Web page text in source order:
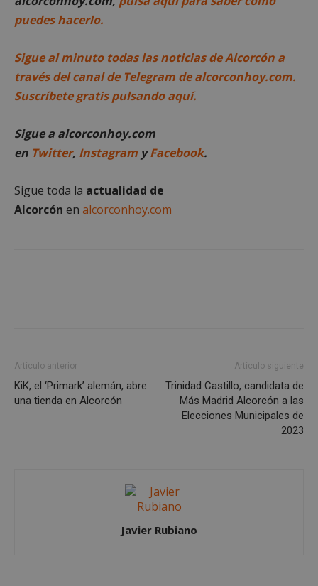
puedes hacerlo.
Sigue al minuto todas las noticias de Alcorcón a
través del canal de Telegram de alcorconhoy.com.
Suscríbete gratis pulsando aquí.
Sigue a alcorconhoy.com
en Twitter, Instagram yFacebook.
Sigue toda la actualidad de
Alcorcón en alcorconhoy.com
Artículo anterior
KiK, el ‘Primark’ alemán, abre
una tienda en Alcorcón
Artículo siguiente
Trinidad Castillo, candidata de
Más Madrid Alcorcón a las
Elecciones Municipales de
2023
Javier Rubiano
necesarias
Cookies de
preferencias
Cookies de
funcionalidad
Cookies no clasificadas
inicio de sesión de usuario y la gestión de cuentas.
El sitio web no se puede utilizar correctamente sin
las cookies estrictamente necesarias.
Proveedor /
Dominio
Sesión